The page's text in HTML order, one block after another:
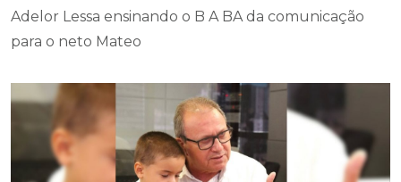
Adelor Lessa ensinando o B A BA da comunicação
para o neto Mateo